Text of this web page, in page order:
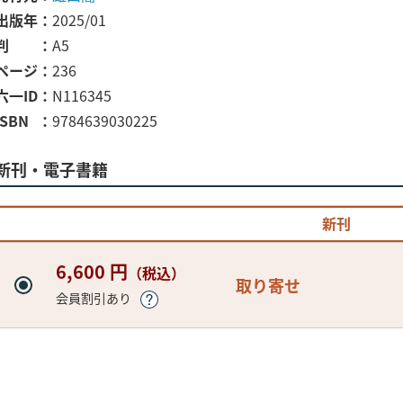
版年
2025/01
A5
ージ
236
一ID
N116345
9784639030225
刊・電子書籍
新刊
6,600 円 （税込）
会員割引あり
取り寄せ